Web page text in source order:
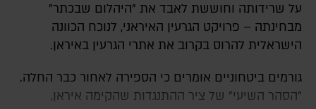
על שרידותה וחוששת לאבד את "היהלום שבכתר"
מבחינתה – פרויקט הגרעין האיראני, לנוכח הכוונה
הישראלית להרוס בקרוב את אתרי הגרעין באיראן.
גורמים ביטחוניים אומרים כי הספירה לאחור כבר החלה.
"הסהר השיעי" של ציר ההתנגדות שהקימה איראן,